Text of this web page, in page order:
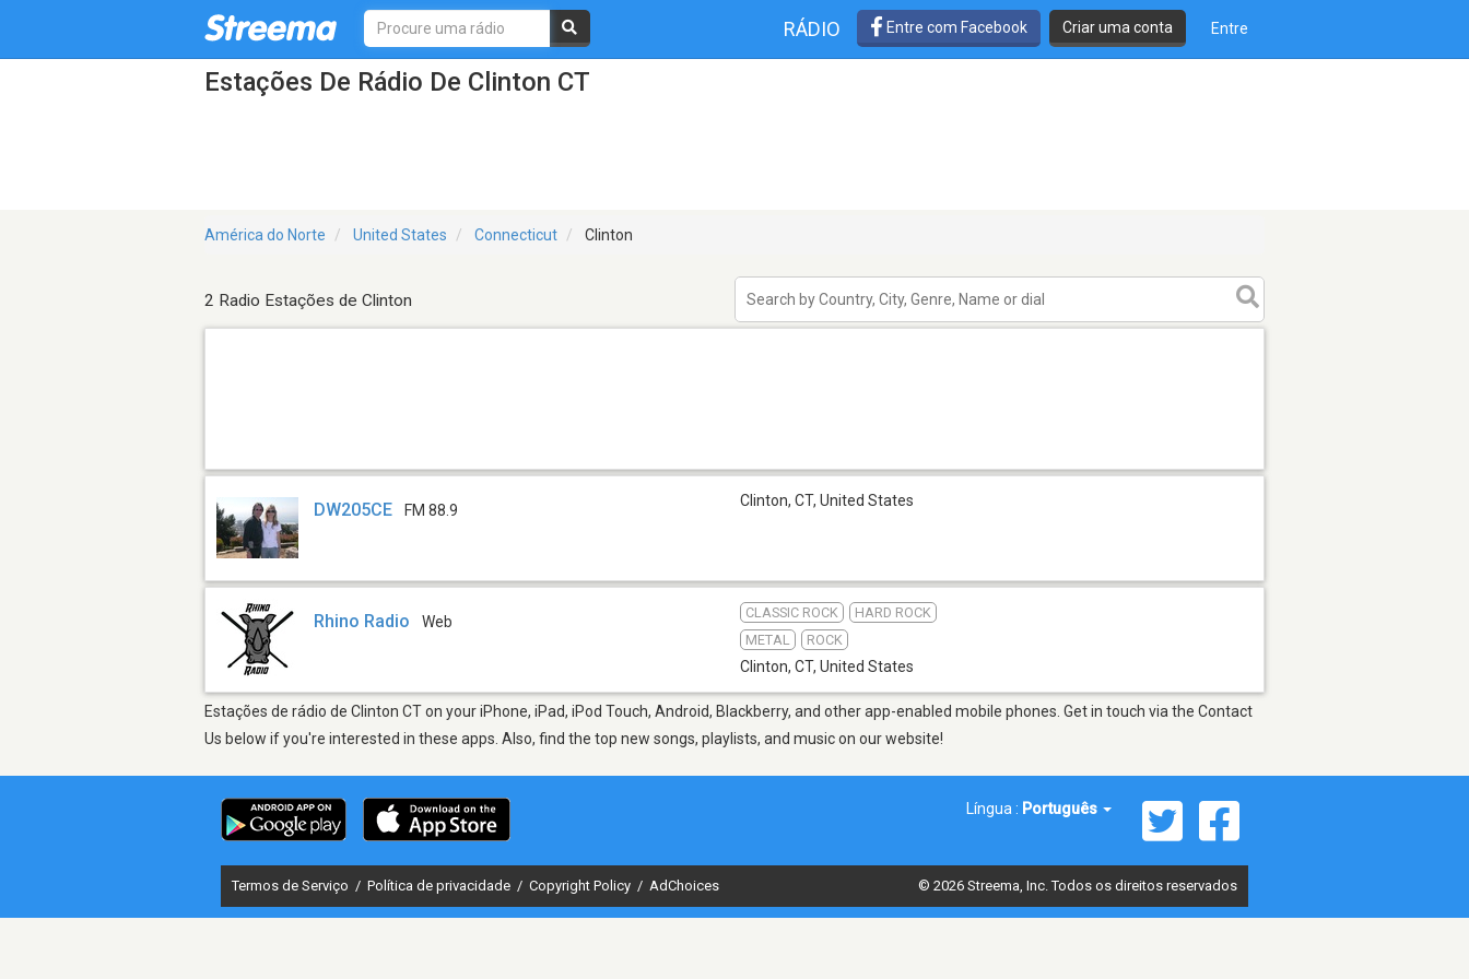
RÁDIO Entre com Facebook Criar uma conta Entre
Estações De Rádio De Clinton CT
América do Norte United States Connecticut Clinton
2 Radio Estações de Clinton
DW205CE FM 88.9
Clinton, CT, United States
Rhino Radio Web
CLASSIC ROCK
HARD ROCK
METAL
ROCK
Clinton, CT, United States
Estações de rádio de Clinton CT on your iPhone, iPad, iPod Touch, Android, Blackberry, and other app-enabled mobile phones. Get in touch via the Contact
Us below if you're interested in these apps. Also, find the top new songs, playlists, and music on our website!
Língua : Português
Termos de Serviço / Política de privacidade / Copyright Policy / AdChoices © 2026 Streema, Inc. Todos os direitos reservados